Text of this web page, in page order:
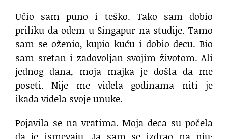
Učio sam puno i teško. Tako sam dobio
priliku da odem u Singapur na studije. Tamo
sam se oženio, kupio kuću i dobio decu. Bio
sam sretan i zadovoljan svojim životom. Ali
jednog dana, moja majka je došla da me
poseti. Nije me videla godinama niti je
ikada videla svoje unuke.
Pojavila se na vratima. Moja deca su počela